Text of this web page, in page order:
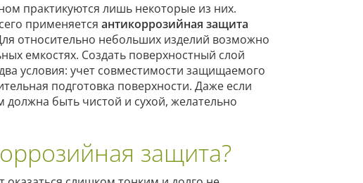
практикуются лишь некоторые из них.
применяется антикоррозийная защита
относительно небольших изделий возможно
емкостях. Создать поверхностный слой
условия: учет совместимости защищаемого
подготовка поверхности. Даже если
быть чистой и сухой, желательно
защита?